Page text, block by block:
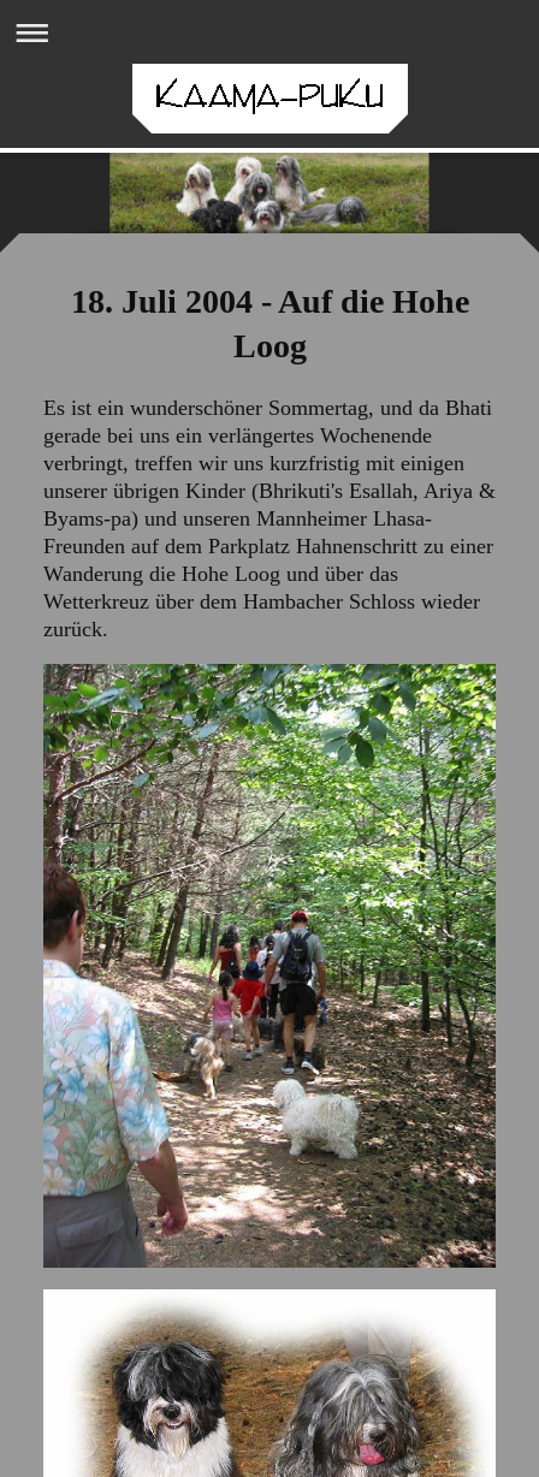
18. Juli 2004 - Auf die Hohe
Loog
Es ist ein wunderschöner Sommertag, und da Bhati
gerade bei uns ein verlängertes Wochenende
verbringt, treffen wir uns kurzfristig mit einigen
unserer übrigen Kinder (Bhrikuti's Esallah, Ariya &
Byams-pa) und unseren Mannheimer Lhasa-
Freunden auf dem Parkplatz Hahnenschritt zu einer
Wanderung die Hohe Loog und über das
Wetterkreuz über dem Hambacher Schloss wieder
zurück.